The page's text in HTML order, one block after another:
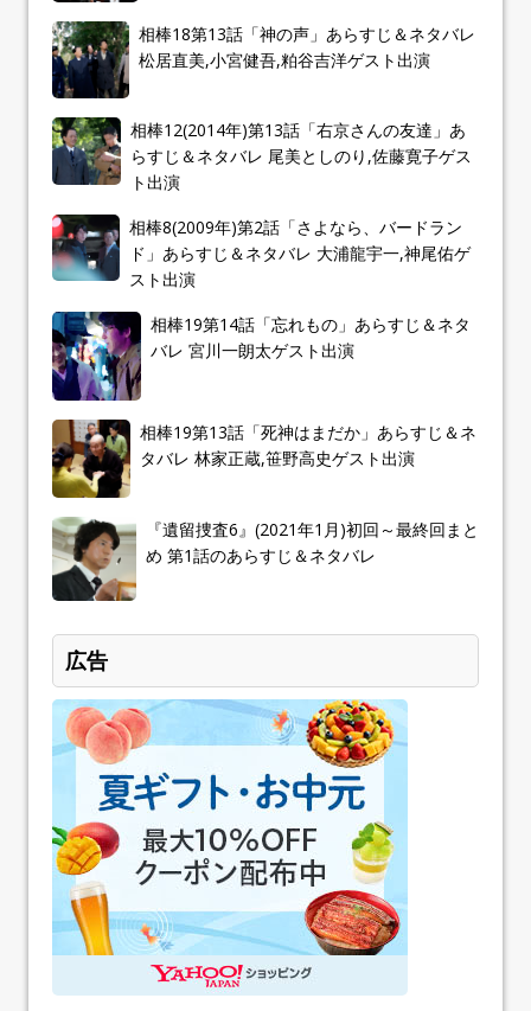
相棒18第13話「神の声」あらすじ＆ネタバレ
松居直美,小宮健吾,粕谷吉洋ゲスト出演
相棒12(2014年)第13話「右京さんの友達」あ
らすじ＆ネタバレ 尾美としのり,佐藤寛子ゲス
ト出演
相棒8(2009年)第2話「さよなら、バードラン
ド」あらすじ＆ネタバレ 大浦龍宇一,神尾佑ゲ
スト出演
相棒19第14話「忘れもの」あらすじ＆ネタ
バレ 宮川一朗太ゲスト出演
相棒19第13話「死神はまだか」あらすじ＆ネ
タバレ 林家正蔵,笹野高史ゲスト出演
『遺留捜査6』(2021年1月)初回～最終回まと
め 第1話のあらすじ＆ネタバレ
広告